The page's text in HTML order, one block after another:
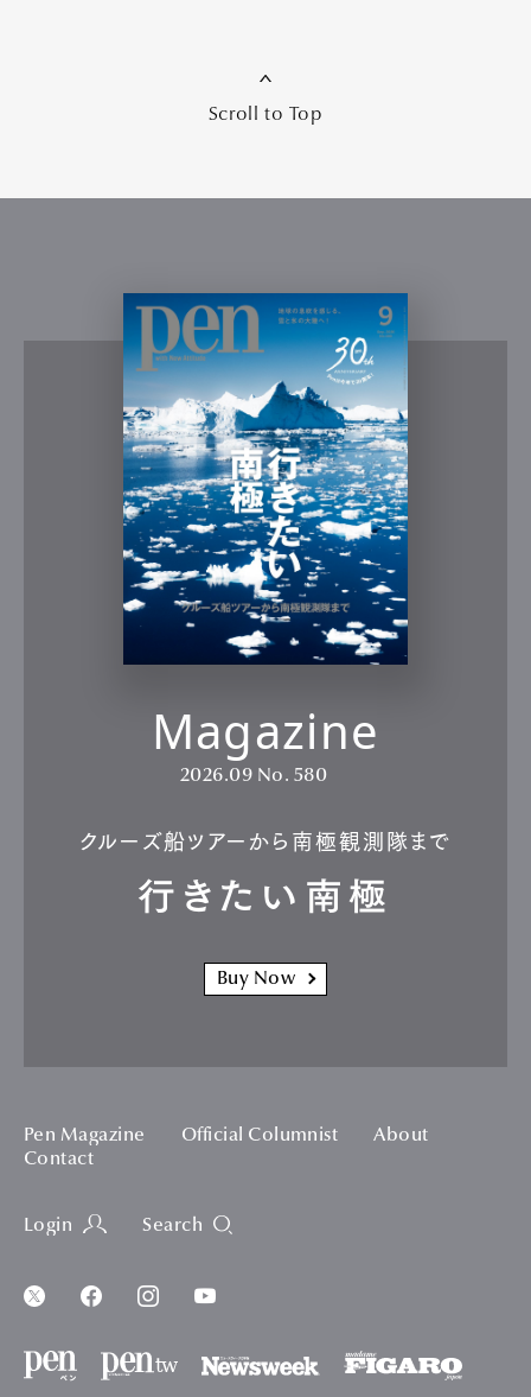
Scroll to Top
Magazine
2026.09 No. 580
クルーズ船ツアーから南極観測隊まで
行きたい南極
Buy Now
Pen Magazine Official Columnist
About
Contact
Login Search